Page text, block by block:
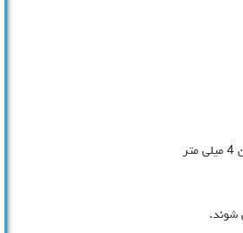
و دیگر برندهای متفرقه در ابعاد هر ورق آلومینیوم نما 20/3*25/1 (4 متر مربع) و ضخامت آن 4 میلی متر
شوند.